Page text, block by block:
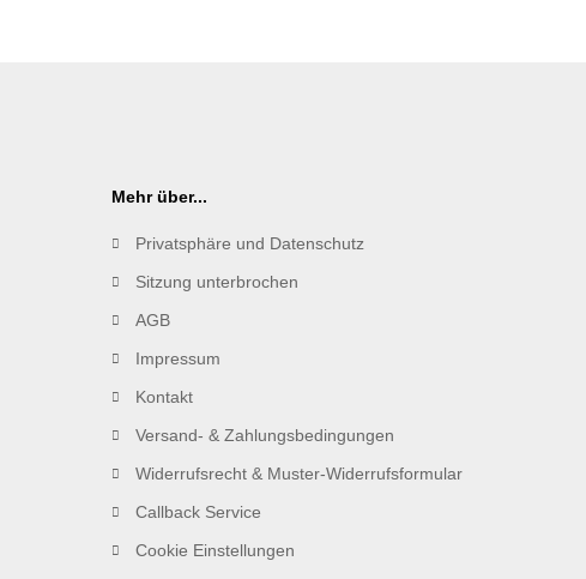
Mehr über...
Privatsphäre und Datenschutz
Sitzung unterbrochen
AGB
Impressum
Kontakt
Versand- & Zahlungsbedingungen
Widerrufsrecht & Muster-Widerrufsformular
Callback Service
Cookie Einstellungen